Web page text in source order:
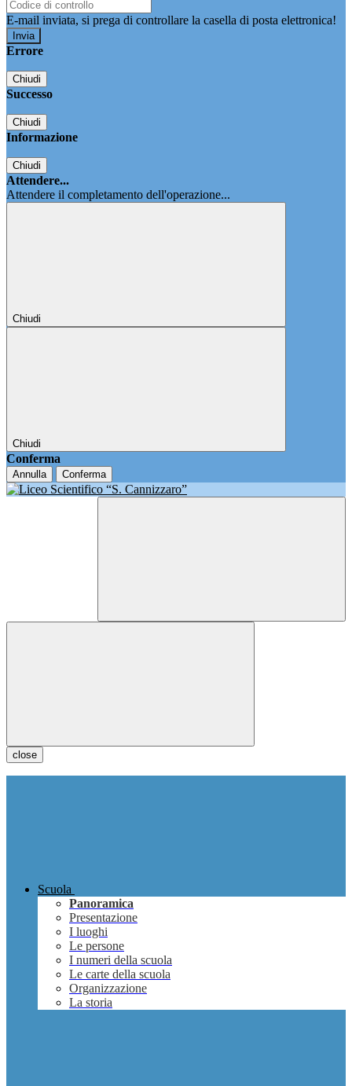
E-mail inviata, si prega di controllare la casella di posta elettronica!
Errore
Chiudi
Successo
Chiudi
Informazione
Chiudi
Attendere...
Attendere il completamento dell'operazione...
Chiudi
Chiudi
Conferma
Annulla Conferma
close
Scuola
Panoramica
Presentazione
I luoghi
Le persone
I numeri della scuola
Le carte della scuola
Organizzazione
La storia